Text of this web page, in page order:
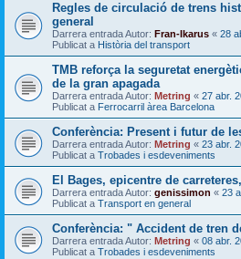
Regles de circulació de trens
general
Darrera entrada Autor: Fran-Ikarus « 28
Publicat a Història del transport
TMB reforça la seguretat
de la gran apagada
Darrera entrada Autor: Metring « 27 abr.
Publicat a Ferrocarril àrea Barcelona
Conferència: Present i futur de
Darrera entrada Autor: Metring « 23 abr.
Publicat a Trobades i esdeveniments
El Bages, epicentre de
Darrera entrada Autor: genissimon « 23
Publicat a Transport en general
Conferència: " Accident de tren
Darrera entrada Autor: Metring « 08 abr.
Publicat a Trobades i esdeveniments